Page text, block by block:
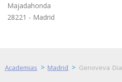
Majadahonda
28221 - Madrid
Academias > Madrid > Genoveva